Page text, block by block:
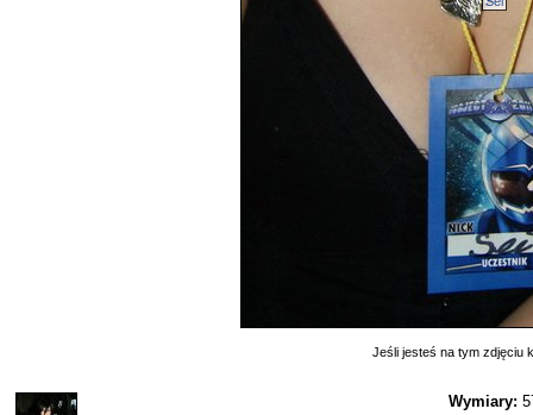
Jeśli jesteś na tym zdjęciu
Wymiary: